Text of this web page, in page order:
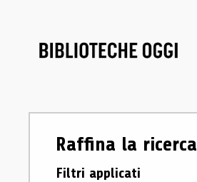
Raffina la ricerca
Filtri applicati